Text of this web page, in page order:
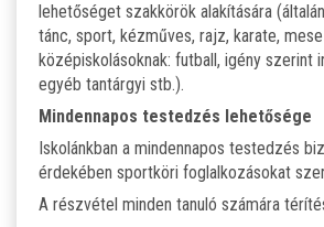
lehetőséget szakkörök alakítására
tánc, sport, kézműves, rajz, karate,
középiskolásoknak: futball, igény szerint
egyéb tantárgyi stb.).
Mindennapos testedzés lehetősége
Iskolánkban a mindennapos testedzés
érdekében sportköri foglalkozásokat
A részvétel minden tanuló számára